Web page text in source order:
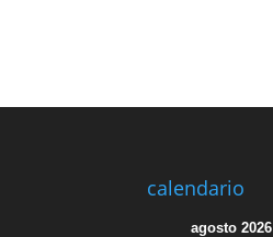
calendario
agosto 2026